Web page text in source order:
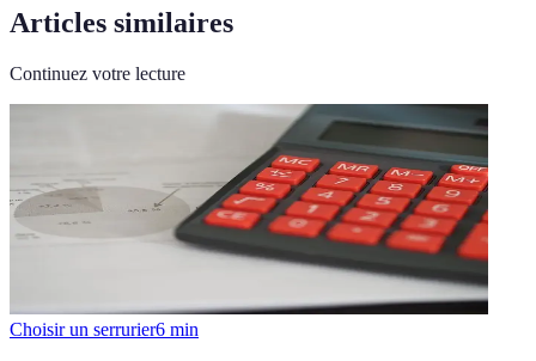
Articles similaires
Continuez votre lecture
Choisir un serrurier6 min